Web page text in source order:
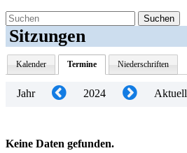
Suchen
Sitzungen
Kalender Termine Niederschriften
Jahr 2024 Aktuell
Keine Daten gefunden.